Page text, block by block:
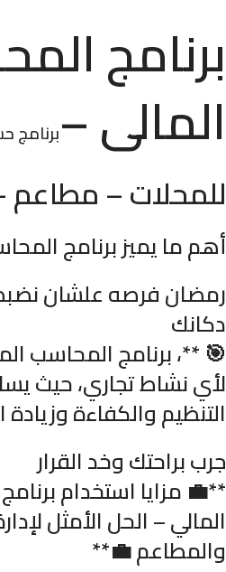
برنامج
المالى –برنامج
للمحلات – مطاعم
أهم ما يميز برنامج
رمضان فرصه علشان
دكانك
🎯 **، برنامج المحاسب
لأي نشاط تجاري، حيث
التنظيم والكفاءة وزيادة
جرب براحتك وخد القرار
**💼 مزايا استخدام
المالي – الحل الأمثل
والمطاعم 💼**